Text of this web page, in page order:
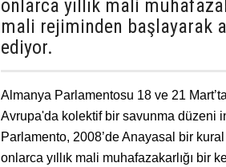
onlarca yıllık mali
mali rejiminden başlayarak
ediyor.
Almanya Parlamentosu 18 ve 21
Avrupa'da kolektif bir savunma düzeni
Parlamento, 2008’de Anayasal bir
onlarca yıllık mali muhafazakarlığı bir